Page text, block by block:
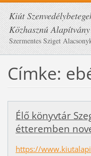
Kiút
Közhasznú Alapítvány
Szermentes Sziget
Címke:
Élő könyvtár
étteremben
https://